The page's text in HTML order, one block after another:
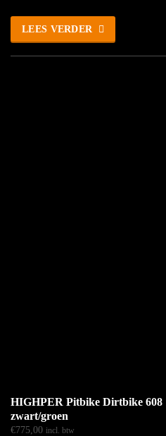
LEES VERDER
HIGHPER Pitbike Dirtbike 608
zwart/groen
€775,00 incl. btw